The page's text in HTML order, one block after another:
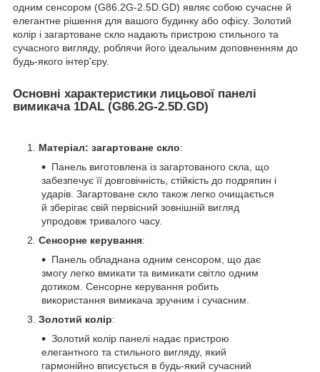
одним сенсором (G86.2G-2.5D.GD) являє собою сучасне й
елегантне рішення для вашого будинку або офісу. Золотий
колір і загартоване скло надають пристрою стильного та
сучасного вигляду, роблячи його ідеальним доповненням до
будь-якого інтер'єру.
Основні характеристики лицьової панелі
вимикача 1DAL (G86.2G-2.5D.GD)
Матеріал: загартоване скло:
Панель виготовлена із загартованого скла, що
забезпечує її довговічність, стійкість до подряпин і
ударів. Загартоване скло також легко очищається
й зберігає свій первісний зовнішній вигляд
упродовж тривалого часу.
Сенсорне керування:
Панель обладнана одним сенсором, що дає
змогу легко вмикати та вимикати світло одним
дотиком. Сенсорне керування робить
використання вимикача зручним і сучасним.
Золотий колір:
Золотий колір панелі надає пристрою
елегантного та стильного вигляду, який
гармонійно вписується в будь-який сучасний